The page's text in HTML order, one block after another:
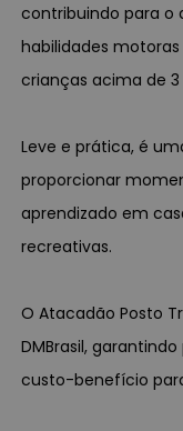
contribuindo para o
habilidades
crianças acima de 3
Leve e prática, é
proporcionar
aprendizado em
recreativas.
O Atacadão Posto
DMBrasil,
custo-benefício